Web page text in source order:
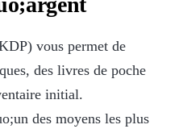
vous permet de
des livres de poche
initial.
des moyens les plus